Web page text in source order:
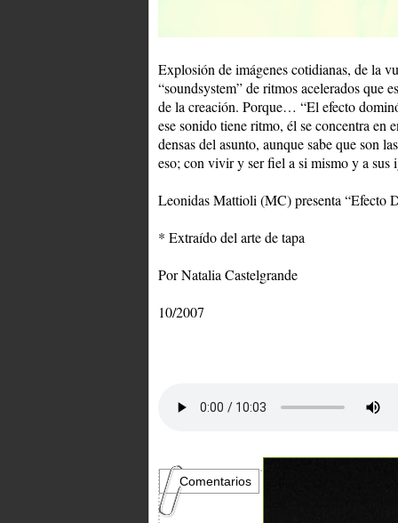
Explosión de imágenes cotidianas, de la
“soundsystem” de ritmos acelerados que
de la creación. Porque… “El efecto
ese sonido tiene ritmo, él se concentra
densas del asunto, aunque sabe que son
eso; con vivir y ser fiel a si mismo y a sus
Leonidas Mattioli (MC) presenta “Efecto
* Extraído del arte de tapa
Por Natalia Castelgrande
10/2007
Comentarios